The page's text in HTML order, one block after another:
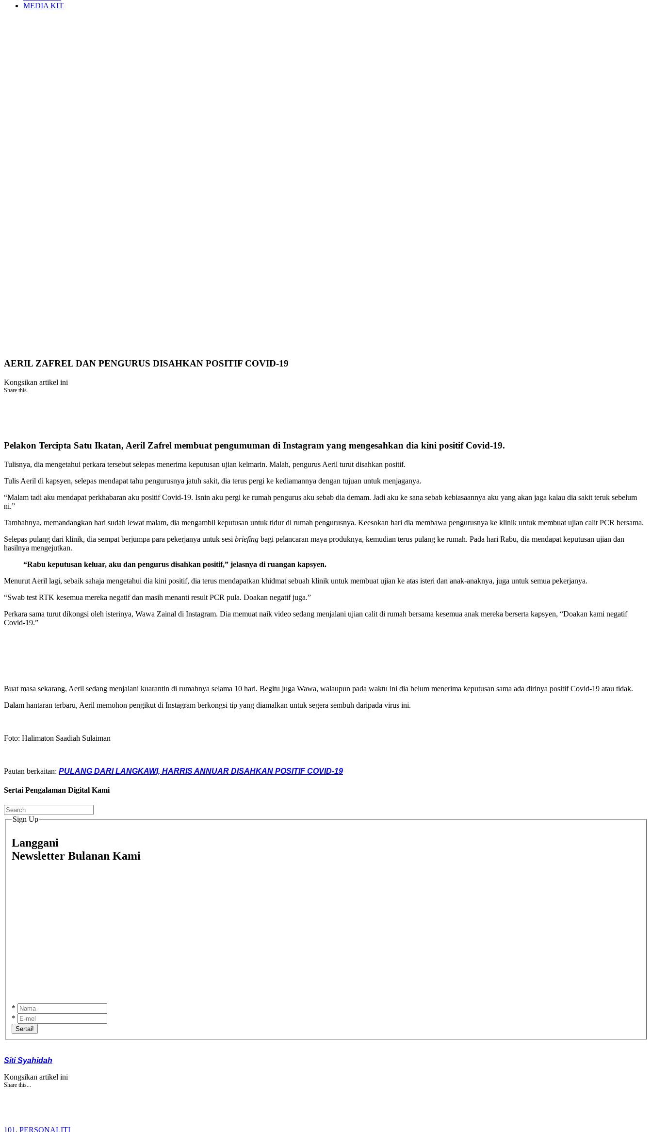
MEDIA KIT
AERIL ZAFREL DAN PENGURUS DISAHKAN POSITIF COVID-19
Kongsikan artikel ini
Share this...
Pelakon Tercipta Satu Ikatan, Aeril Zafrel membuat pengumuman di Instagram yang mengesahkan dia kini positif Covid-19.
Tulisnya, dia mengetahui perkara tersebut selepas menerima keputusan ujian kelmarin. Malah, pengurus Aeril turut disahkan positif.
Tulis Aeril di kapsyen, selepas mendapat tahu pengurusnya jatuh sakit, dia terus pergi ke kediamannya dengan tujuan untuk menjaganya.
“Malam tadi aku mendapat perkhabaran aku positif Covid-19. Isnin aku pergi ke rumah pengurus aku sebab dia demam. Jadi aku ke sana sebab kebiasaannya aku yang akan jaga kalau dia sakit teruk sebelum
ni.”
Tambahnya, memandangkan hari sudah lewat malam, dia mengambil keputusan untuk tidur di rumah pengurusnya. Keesokan hari dia membawa pengurusnya ke klinik untuk membuat ujian calit PCR bersama.
Selepas pulang dari klinik, dia sempat berjumpa para pekerjanya untuk sesi briefing bagi pelancaran maya produknya, kemudian terus pulang ke rumah. Pada hari Rabu, dia mendapat keputusan ujian dan
hasilnya mengejutkan.
“Rabu keputusan keluar, aku dan pengurus disahkan positif,” jelasnya di ruangan kapsyen.
Menurut Aeril lagi, sebaik sahaja mengetahui dia kini positif, dia terus mendapatkan khidmat sebuah klinik untuk membuat ujian ke atas isteri dan anak-anaknya, juga untuk semua pekerjanya.
“Swab test RTK kesemua mereka negatif dan masih menanti result PCR pula. Doakan negatif juga.”
Perkara sama turut dikongsi oleh isterinya, Wawa Zainal di Instagram. Dia memuat naik video sedang menjalani ujian calit di rumah bersama kesemua anak mereka berserta kapsyen, “Doakan kami negatif
Covid-19.”
Buat masa sekarang, Aeril sedang menjalani kuarantin di rumahnya selama 10 hari. Begitu juga Wawa, walaupun pada waktu ini dia belum menerima keputusan sama ada dirinya positif Covid-19 atau tidak.
Dalam hantaran terbaru, Aeril memohon pengikut di Instagram berkongsi tip yang diamalkan untuk segera sembuh daripada virus ini.
Foto: Halimaton Saadiah Sulaiman
Pautan berkaitan: PULANG DARI LANGKAWI, HARRIS ANNUAR DISAHKAN POSITIF COVID-19
Sertai Pengalaman Digital Kami
Sign Up
Langgani
Newsletter Bulanan Kami
*
*
Sertai!
Siti Syahidah
Kongsikan artikel ini
Share this...
101 , PERSONALITI